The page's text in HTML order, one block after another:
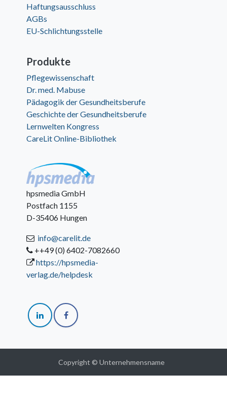
Haftungsausschluss
AGBs
EU-Schlichtungsstelle
Produkte
Pflegewissenschaft
Dr. med. Mabuse
Pädagogik der Gesundheitsberufe
Geschichte der Gesundheitsberufe
Lernwelten Kongress
CareLit Online-Bibliothek
hpsmedia GmbH
Postfach 1155
D-35406 Hungen
info@carelit.de
++49 (0) 6402-7082660
https://hpsmedia-
verlag.de/helpdesk
Copyright © Unternehmensname